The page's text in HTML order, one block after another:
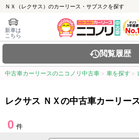
ＮＸ（レクサス）のカーリース・サブスクを探す
新車は
こちら
閲覧履歴
中古車カーリースのニコノリ中古車 車を探す
レクサス ＮＸの中古車カーリー
0 件